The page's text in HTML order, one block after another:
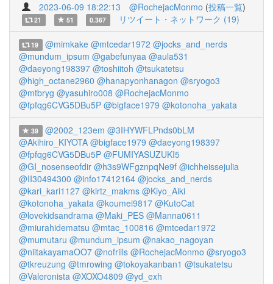
2023-06-09 18:22:13 @RochejacMonmo (投稿一覧)
21 51 0.367 リツイート・ネットワーク (19)
19 @mimkake @mtcedar1972 @jocks_and_nerds
@mundum_ipsum @gabefunyaa @aula531
@daeyong198397 @toshiitoh @tsukatetsu
@high_octane2960 @hanapyonhanagon @sryogo3
@mtbryg @yasuhiro008 @RochejacMonmo
@fpfqg6CVG5DBu5P @bigface1979 @kotonoha_yakata
39 @2002_123em @3IHYWFLPnds0bLM
@Akihiro_KIYOTA @bigface1979 @daeyong198397
@fpfqg6CVG5DBu5P @FUMIYASUZUKI5
@GI_nosenseofdir @h3s9WFgznpqNe9f @ichheissejulia
@II30494300 @info17412164 @jocks_and_nerds
@kari_kari1127 @kirtz_makms @Kiyo_Aiki
@kotonoha_yakata @koumei9817 @KutoCat
@lovekidsandrama @Maki_PES @Manna0611
@miurahidematsu @mtac_100816 @mtcedar1972
@mumutaru @mundum_ipsum @nakao_nagoyan
@niitakayamaOO7 @nofrills @RochejacMonmo @sryogo3
@tkreuzung @tmrowing @tokoyakanban1 @tsukatetsu
@Valeronista @XOXO4809 @yd_exh